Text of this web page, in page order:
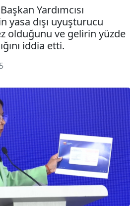
Yardımcısı
yasa dışı uyuşturucu
olduğunu ve gelirin yüzde
iddia etti.